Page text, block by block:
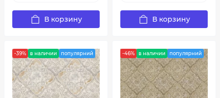
В корзину В корзину
-39% в наличии популярний -46% в наличии популярний